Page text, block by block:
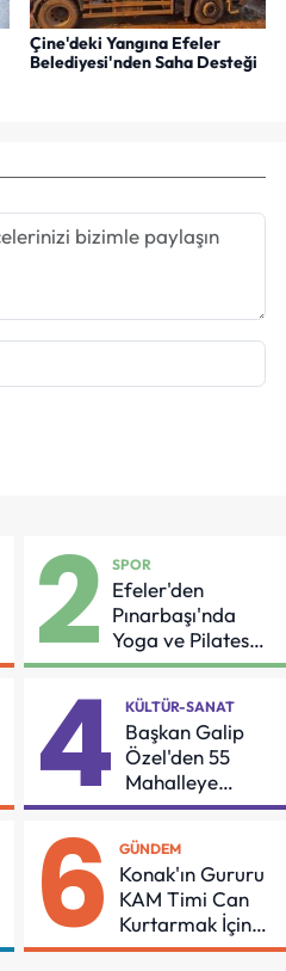
Çine'deki Yangına Efeler
Belediyesi'nden Saha Desteği
2 SPOR
Efeler'den
Pınarbaşı'nda
Yoga ve Pilates
Buluşması
4 KÜLTÜR-SANAT
Başkan Galip
Özel'den 55
Mahalleye
Çocuk Şenliği
6 GÜNDEM
Konak'ın Gururu
KAM Timi Can
Kurtarmak İçin
Demir Aldı